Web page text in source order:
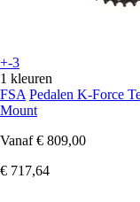
+-3
1 kleuren
FSA Pedalen K-Force
Mount
Vanaf € 809,00
€ 717,64